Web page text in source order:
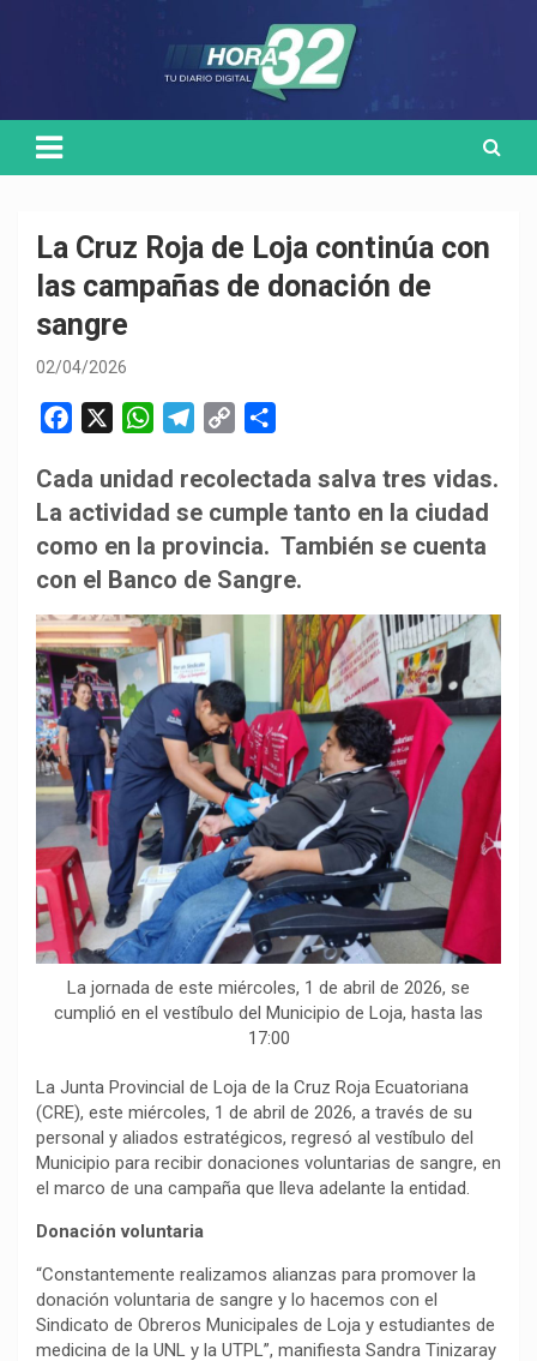
La Cruz Roja de Loja continúa con
las campañas de donación de
sangre
02/04/2026
c
e
b
o
k
W
a
t
s
A
p
l
e
g
r
m
p
y
L
i
m
p
a
r
Cada unidad recolectada salva tres vidas.
La actividad se cumple tanto en la ciudad
como en la provincia. También se cuenta
con el Banco de Sangre.
La jornada de este miércoles, 1 de abril de 2026, se
cumplió en el vestíbulo del Municipio de Loja, hasta las
17:00
La Junta Provincial de Loja de la Cruz Roja Ecuatoriana
(CRE), este miércoles, 1 de abril de 2026, a través de su
personal y aliados estratégicos, regresó al vestíbulo del
Municipio para recibir donaciones voluntarias de sangre, en
el marco de una campaña que lleva adelante la entidad.
Donación voluntaria
“Constantemente realizamos alianzas para promover la
donación voluntaria de sangre y lo hacemos con el
Sindicato de Obreros Municipales de Loja y estudiantes de
medicina de la UNL y la UTPL”, manifiesta Sandra Tinizaray